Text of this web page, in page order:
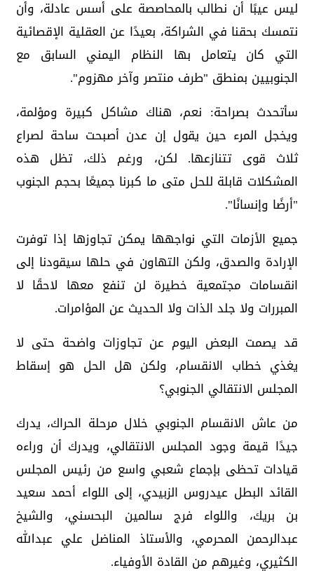
ليس عيبًا أن نطالب بالمحاصصة على أسس عادلة، وأن
نتمسك بحقنا في الشراكة، بعيدًا عن العقلية الإقصائية
التي كان يتعامل بها النظام اليمني السابق مع
الجنوبيين بمنطق "طرف منتصر وآخر مهزوم".
سأتحدث بصراحة: نعم، هناك مشاكل كبيرة ومؤلمة،
ويخجل المرء حين يقول إن عدن أصبحت ساحة لصراع
ثلاث قوى تتنازعها. لكن، ورغم ذلك، تظل هذه
المشكلات قابلة للحل متى ما كبرنا جميعًا بحجم الجنوب
"أرضًا وإنسانًا".
جميع الأزمات التي نواجهها يمكن تجاوزها إذا توفرت
الإرادة والصدق، ولكن التهاون في حلها سيقودنا إلى
انقسامات مجتمعية خطيرة لن تنفع معها لاحقًا لا
المبررات ولا جلد الذات ولا الحديث عن المؤامرات.
قد يصمت البعض اليوم عن تجاوزات واضحة حتى لا
يغذي خطاب الانقسام، ولكن هل الحل هو إسقاط
المجلس الانتقالي الجنوبي؟
من عاش الانقسام الجنوبي خلال مرحلة الحراك، يدرك
جيدًا قيمة وجود المجلس الانتقالي، ويدرك أن وراءه
قيادات تحظى بإجماع شعبي واسع من رئيس المجلس
القائد البطل عيدروس الزبيدي، إلى اللواء أحمد سعيد
بن بريك، واللواء فرج سالمين البحسني، والشيخ
عبدالرحمن المحرمي، والأستاذ المناضل علي عبدالله
الكثيري، وغيرهم من القادة الأوفياء.